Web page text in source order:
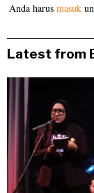
Anda harusmasuk
Latest from